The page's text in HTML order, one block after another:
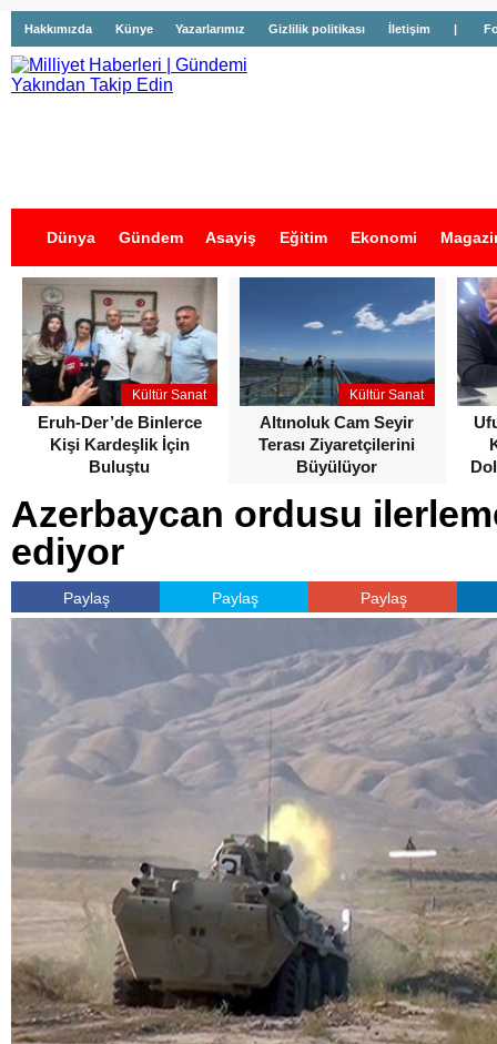
Hakkımızda Künye Yazarlarımız Gizlilik politikası İletişim |
Dünya Gündem Asayiş Eğitim Ekonomi
İş İlanları
Kültür Sanat
Eruh-Der’de Binlerce
Kişi Kardeşlik İçin
Buluştu
Kültür Sanat
Altınoluk Cam Seyir
Terası Ziyaretçilerini
Büyülüyor
Azerbaycan ordusu
ediyor
Paylaş Paylaş Paylaş